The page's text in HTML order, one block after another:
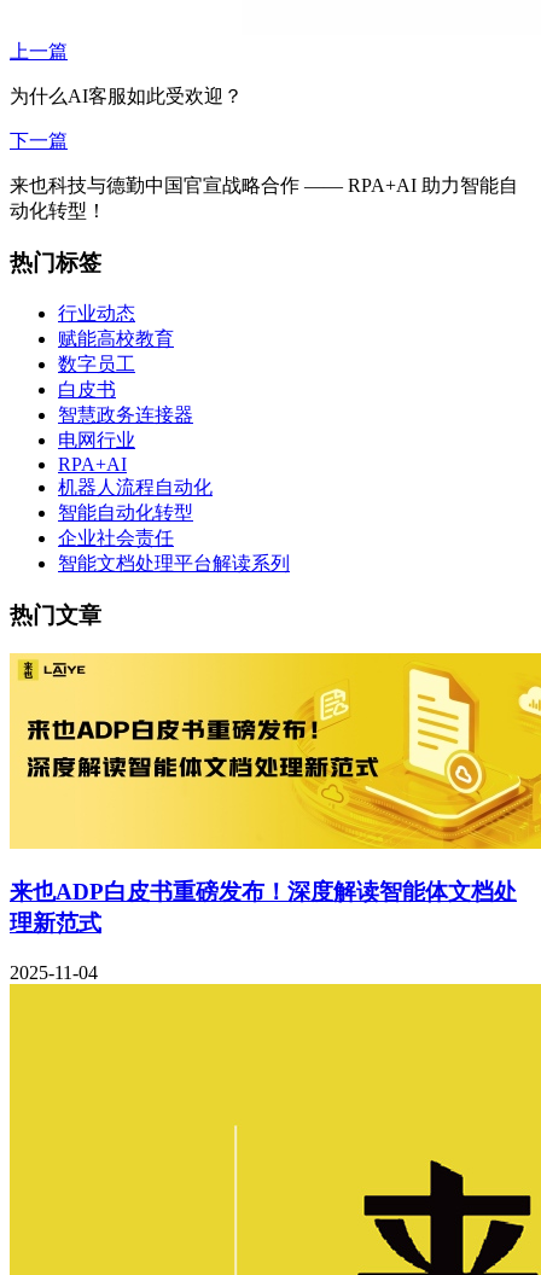
上一篇
为什么AI客服如此受欢迎？
下一篇
来也科技与德勤中国官宣战略合作 —— RPA+AI 助力智能自
动化转型！
热门标签
行业动态
赋能高校教育
数字员工
白皮书
智慧政务连接器
电网行业
RPA+AI
机器人流程自动化
智能自动化转型
企业社会责任
智能文档处理平台解读系列
热门文章
来也ADP白皮书重磅发布！深度解读智能体文档处
理新范式
2025-11-04